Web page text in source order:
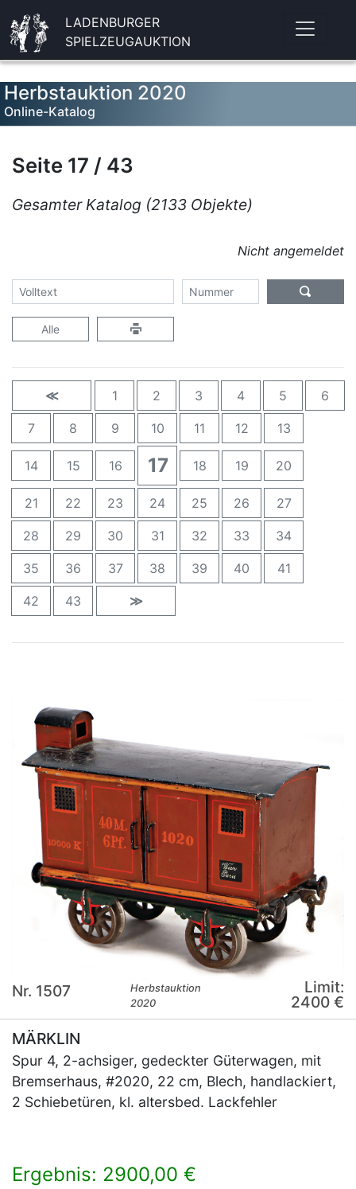
LADENBURGER
SPIELZEUGAUKTION
Herbstauktion 2020
Online-Katalog
Seite 17 / 43
Gesamter Katalog (2133 Objekte)
Nicht angemeldet
Alle
≪ 1 2 3 4 5 6
7 8 9 10 11 12 13
14 15 16 17 18 19 20
21 22 23 24 25 26 27
28 29 30 31 32 33 34
35 36 37 38 39 40 41
42 43 ≫
Nr. 1507
Herbstauktion
2020
Limit:
2400 €
MÄRKLIN
Spur 4, 2-achsiger, gedeckter Güterwagen, mit
Bremserhaus, #2020, 22 cm, Blech, handlackiert,
2 Schiebetüren, kl. altersbed. Lackfehler
Ergebnis: 2900,00 €